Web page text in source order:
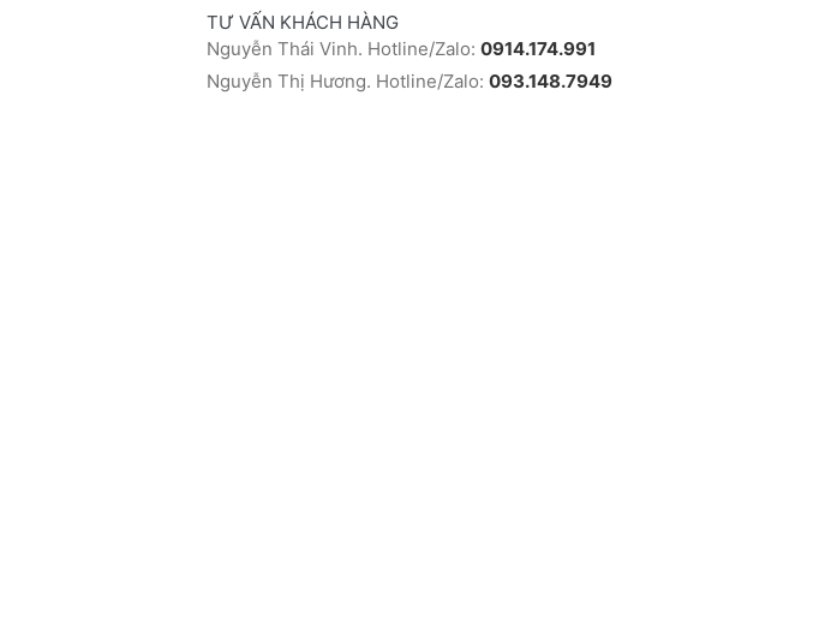
TƯ VẤN KHÁCH HÀNG
Nguyễn Thái Vinh. Hotline/Zalo: 0914.174.991
Nguyễn Thị Hương. Hotline/Zalo: 093.148.7949